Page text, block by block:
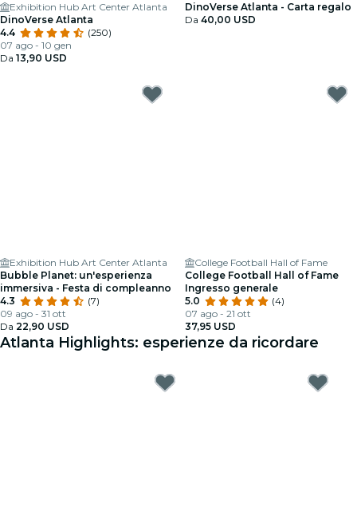
Exhibition Hub Art Center Atlanta
DinoVerse Atlanta
4.4
(250)
07 ago - 10 gen
Da 13,90 USD
DinoVerse Atlanta - Carta regalo
Da 40,00 USD
Exhibition Hub Art Center Atlanta
Bubble Planet: un'esperienza
immersiva - Festa di compleanno
4.3
(7)
09 ago - 31 ott
Da 22,90 USD
College Football Hall of Fame
College Football Hall of Fame
Ingresso generale
5.0
(4)
07 ago - 21 ott
37,95 USD
Atlanta Highlights: esperienze da ricordare